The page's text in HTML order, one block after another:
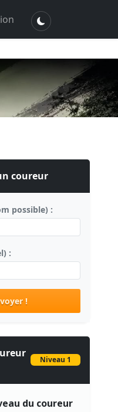
coureur
possible) :
:
!
Niveau 1
du coureur